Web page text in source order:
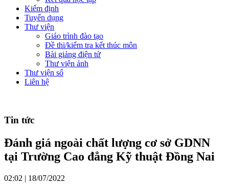
Kiểm định
Tuyển dụng
Thư viện
Giáo trình đào tạo
Đề thi/kiểm tra kết thúc môn
Bài giảng điện tử
Thư viện ảnh
Thư viện số
Liên hệ
Tin tức
Đánh giá ngoài chất lượng cơ sở GDNN
tại Trường Cao đẳng Kỹ thuật Đồng Nai
02:02 | 18/07/2022